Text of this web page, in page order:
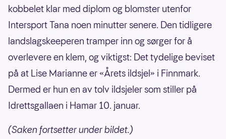
kobbelet klar med diplom og blomster utenfor
Intersport Tana noen minutter senere. Den tidligere
landslagskeeperen tramper inn og sørger for å
overlevere en klem, og viktigst: Det tydelige beviset
på at Lise Marianne er «Årets ildsjel» i Finnmark.
Dermed er hun en av tolv ildsjeler som stiller på
Idrettsgallaen i Hamar 10. januar.
(Saken fortsetter under bildet.)